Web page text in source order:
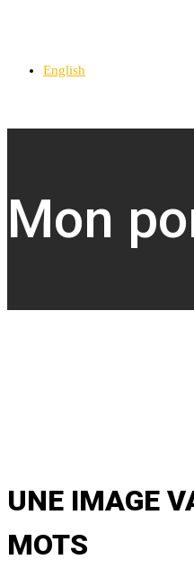
English
Mon
UNE IMAGE
MOTS